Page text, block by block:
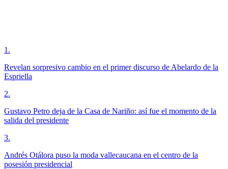
1 .
Revelan sorpresivo cambio en el primer discurso de Abelardo de la
Espriella
2.
Gustavo Petro deja de la Casa de Nariño: así fue el momento de la
salida del presidente
3.
Andrés Otálora puso la moda vallecaucana en el centro de la
posesión presidencial